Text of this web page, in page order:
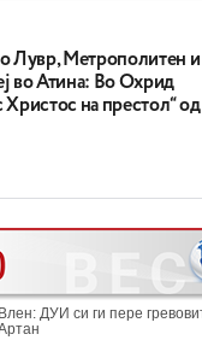
Лувр, Метрополитен и
во Атина: Во Охрид
Христос на престол“ од